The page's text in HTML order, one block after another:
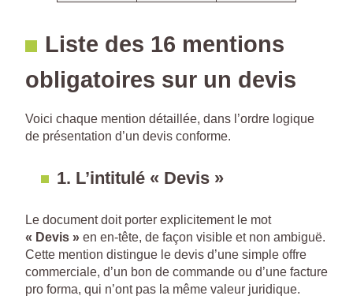
Liste des 16 mentions
obligatoires sur un devis
Voici chaque mention détaillée, dans l’ordre logique
de présentation d’un devis conforme.
1. L’intitulé « Devis »
Le document doit porter explicitement le mot
« Devis » en en-tête, de façon visible et non ambiguë.
Cette mention distingue le devis d’une simple offre
commerciale, d’un bon de commande ou d’une facture
pro forma, qui n’ont pas la même valeur juridique.